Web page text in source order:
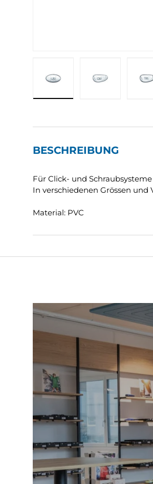
BESCHREIBUNG
Für Click- und Schraubsysteme
In verschiedenen Grössen
Material: PVC